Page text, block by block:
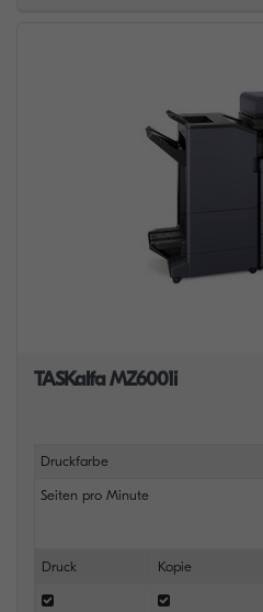
TASKalfa MZ6001i
Druckfarbe
Seiten pro Minute
Druck Kopie